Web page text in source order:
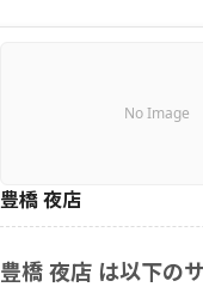
No Image
豊橋 夜店
豊橋 夜店 は以下の